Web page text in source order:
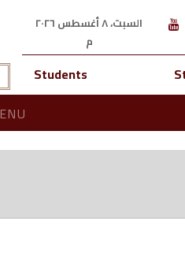
السبت، ٨ أغسطس ٢٠٢٦
م
Students